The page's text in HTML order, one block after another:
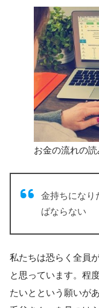
お金の流れの
金持ちになり
ばならない
私たちは恐らく全員
と思っています。程
たいとという願いが